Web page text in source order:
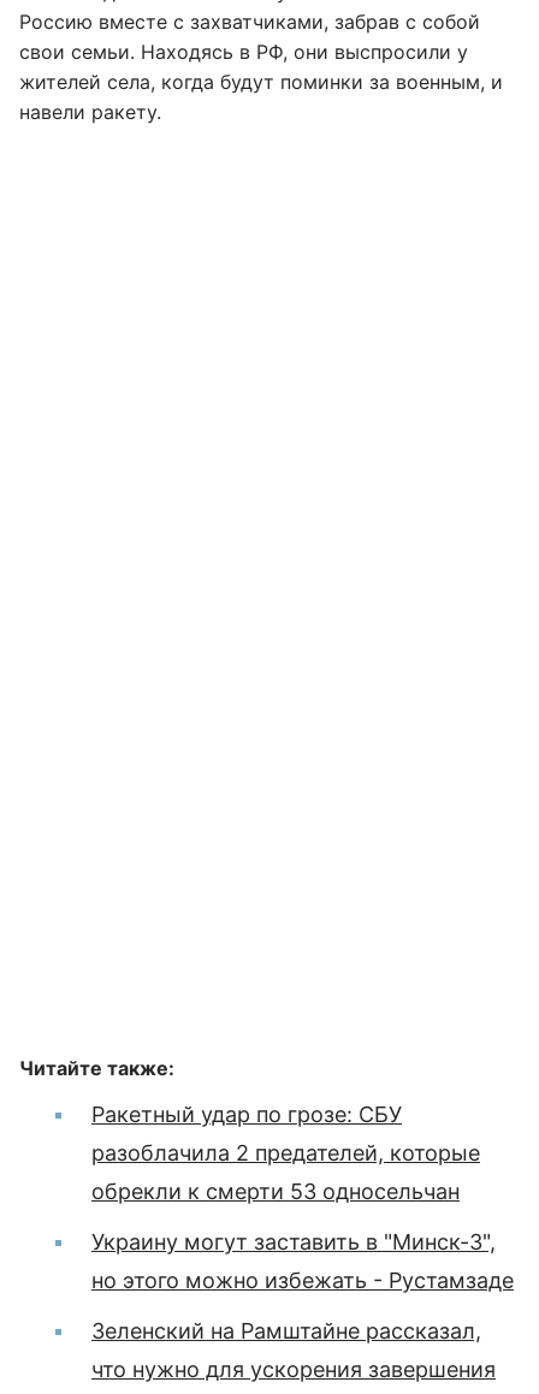
Россию вместе с захватчиками, забрав с собой
свои семьи. Находясь в РФ, они выспросили у
жителей села, когда будут поминки за военным, и
навели ракету.
Читайте также:
Ракетный удар по грозе: СБУ
разоблачила 2 предателей, которые
обрекли к смерти 53 односельчан
Украину могут заставить в "Минск-3",
но этого можно избежать - Рустамзаде
Зеленский на Рамштайне рассказал,
что нужно для ускорения завершения